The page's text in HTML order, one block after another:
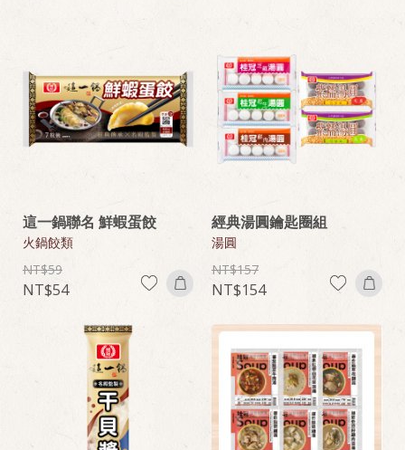
這一鍋聯名 鮮蝦蛋餃
火鍋餃類
59
54
經典湯圓鑰匙圈組
湯圓
157
154